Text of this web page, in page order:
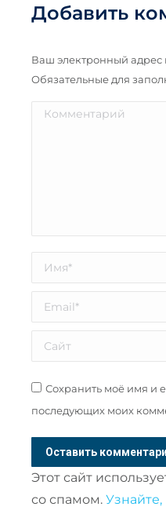
Добавить
Ваш электронный адрес
Обязательные для
Комментарий
Имя *
Email *
Сайт
Сохранить моё имя и
последующих моих
Оставить
Этот сайт
со спамом.